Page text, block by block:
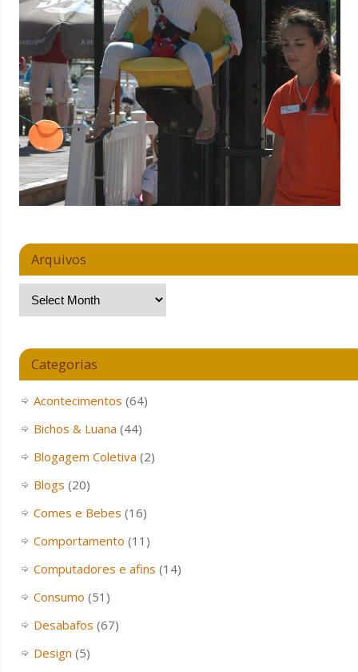
Arquivos
Categorias
Acontecimentos (64)
Bichos & Luana (44)
Blogagem Coletiva (2)
Blogs (20)
Comes e Bebes (16)
Comportamento (11)
Computadores e afins (14)
Consumo (51)
Desabafos (67)
Design (5)